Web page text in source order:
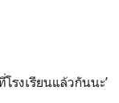
รงเรียนแล้วกันนะ’